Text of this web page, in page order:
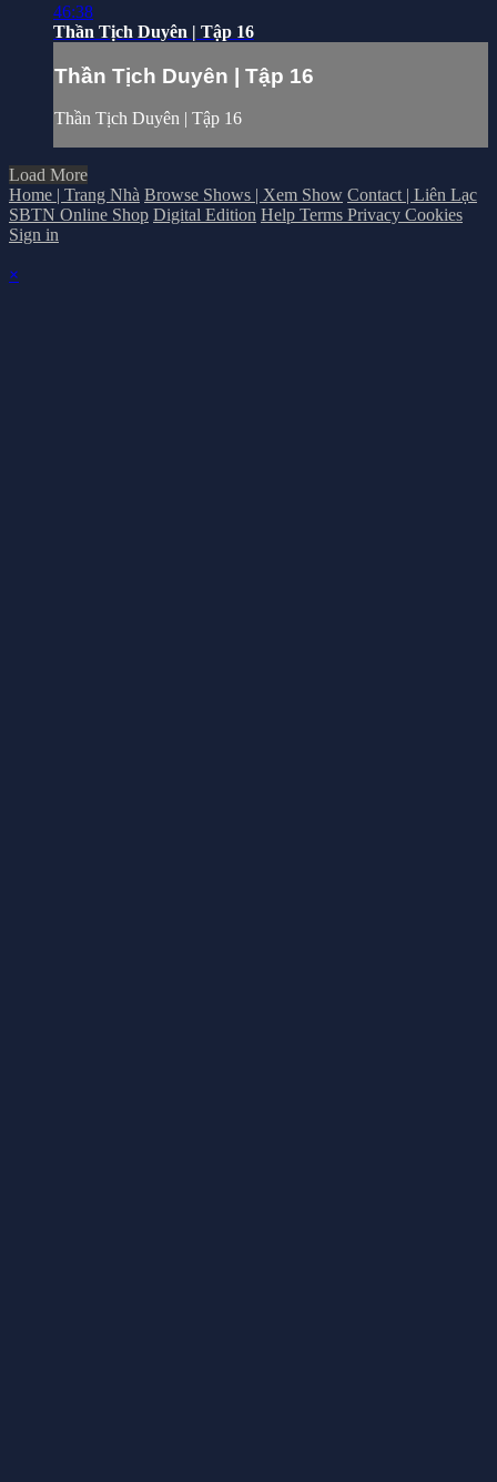
46:38
Thần Tịch Duyên | Tập 16
Thần Tịch Duyên | Tập 16
Thần Tịch Duyên | Tập 16
Load More
Home | Trang Nhà Browse Shows | Xem Show Contact | Liên Lạc
SBTN Online Shop Digital Edition Help Terms Privacy Cookies
Sign in
×